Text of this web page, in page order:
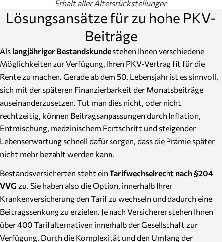
Erhalt aller Altersrückstellungen
Lösungsansätze für zu hohe PKV-
Beiträge
Als langjähriger Bestandskunde stehen Ihnen verschiedene
Möglichkeiten zur Verfügung, Ihren PKV-Vertrag fit für die
Rente zu machen. Gerade ab dem 50. Lebensjahr ist es sinnvoll,
sich mit der späteren Finanzierbarkeit der Monatsbeiträge
auseinanderzusetzen. Tut man dies nicht, oder nicht
rechtzeitig, können Beitragsanpassungen durch Inflation,
Entmischung, medzinischem Fortschritt und steigender
Lebenserwartung schnell dafür sorgen, dass die Prämie später
nicht mehr bezahlt werden kann.
Bestandsversicherten steht ein Tarifwechselrecht nach §204
VVG zu. Sie haben also die Option, innerhalb Ihrer
Krankenversicherung den Tarif zu wechseln und dadurch eine
Beitragssenkung zu erzielen. Je nach Versicherer stehen Ihnen
über 400 Tarifalternativen innerhalb der Gesellschaft zur
Verfügung. Durch die Komplexität und den Umfang der